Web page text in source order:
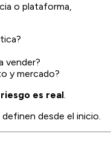
o plataforma,
vender?
y mercado?
es real.
desde el inicio.